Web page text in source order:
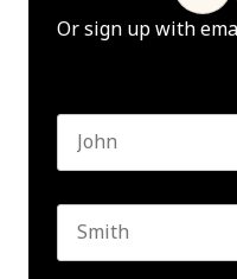
Or sign up with